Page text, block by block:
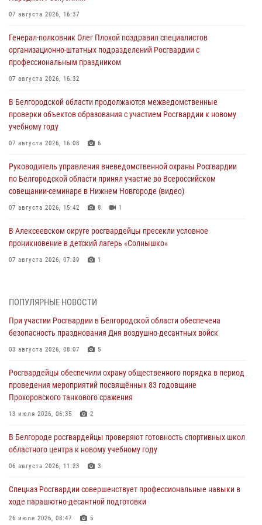
07 августа 2026, 16:37
Генерал-полковник Олег Плохой поздравил специалистов
организационно-штатных подразделений Росгвардии с
профессиональным праздником
07 августа 2026, 16:32
В Белгородской области продолжаются межведомственные
проверки объектов образования с участием Росгвардии к новому
учебному году
07 августа 2026, 16:08 6
Руководитель управления вневедомственной охраны Росгвардии
по Белгородской области принял участие во Всероссийском
совещании-семинаре в Нижнем Новгороде (видео)
07 августа 2026, 15:42 8 1
В Алексеевском округе росгвардейцы пресекли условное
проникновение в детский лагерь «Солнышко»
07 августа 2026, 07:39 1
Подвиги героев‑росгвардейцев увековечили в новой музейной
экспозиции белгородского музея‑диорамы «Курская битва.
06 августа 2026, 12:05 3
В Белгороде росгвардейцы проверяют готовность спортивных школ
областного центра к новому учебному году
Росгвардия обеспечила общественную безопасность празднования
83-й годовщины освобождения г. Белгорода от немецко -
06 августа 2026, 06:54 3
Офицеры Росгвардии и ветераны войск правопорядка почтили
ПОПУЛЯРНЫЕ НОВОСТИ
При участии Росгвардии в Белгородской области обеспечена
безопасность празднования Дня воздушно-десантных войск
03 августа 2026, 08:07 5
Росгвардейцы обеспечили охрану общественного порядка в период
проведения мероприятий посвящённых 83 годовщине
Прохоровского танкового сражения
13 июля 2026, 06:35 2
В Белгороде росгвардейцы проверяют готовность спортивных школ
областного центра к новому учебному году
06 августа 2026, 11:23 3
Спецназ Росгвардии совершенствует профессиональные навыки в
ходе парашютно-десантной подготовки
26 июля 2026, 08:47 5